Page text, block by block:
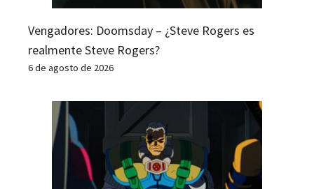
Vengadores: Doomsday – ¿Steve Rogers es
realmente Steve Rogers?
6 de agosto de 2026